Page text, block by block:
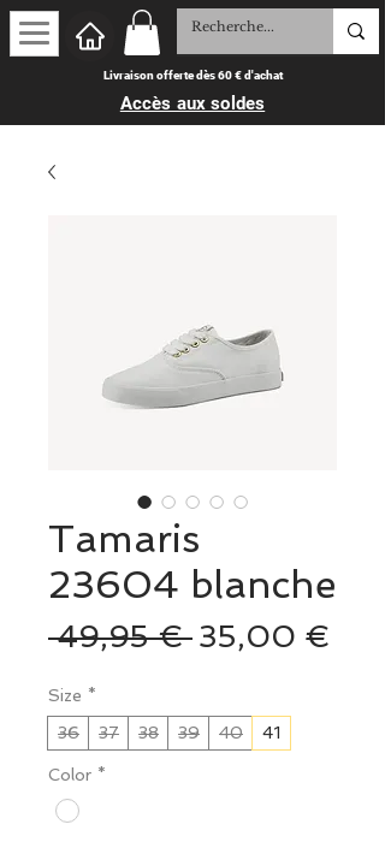
Livraison offerte dès 60 € d'achat
Accès aux soldes
Tamaris
23604 blanche
49,95 € Prix
35,00 €
Size *
36
37 38 39 40 41
Color *